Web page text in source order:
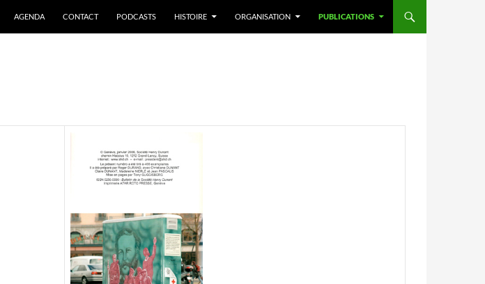
AGENDA CONTACT PODCASTS HISTOIRE ORGANISATION PUBLICATIONS